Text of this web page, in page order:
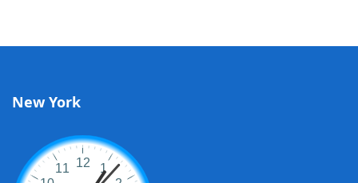
New York